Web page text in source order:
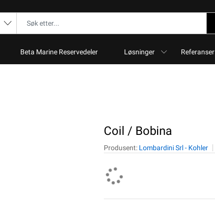
Beta Marine Reservedeler Løsninger Referanser
Coil / Bobina
Produsent: Lombardini Srl - Kohler